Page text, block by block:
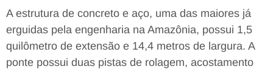
A estrutura de concreto e aço, uma das maiores já
erguidas pela engenharia na Amazônia, possui 1,5
quilômetro de extensão e 14,4 metros de largura. A
ponte possui duas pistas de rolagem, acostamento